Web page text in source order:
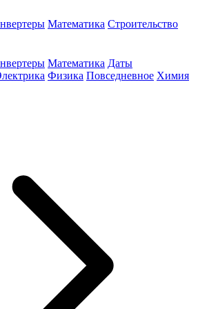
Математика Строительство
Математика Даты
Физика Повседневное Химия